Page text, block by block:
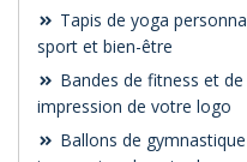
Tapis de yoga
sport et bien-être
Bandes de fitness et
impression de votre logo
Ballons de